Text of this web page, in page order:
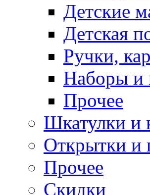
Детские
Детская
Ручки,
Наборы и
Прочее
Шкатулки и
Открытки и
Прочее
Скидки